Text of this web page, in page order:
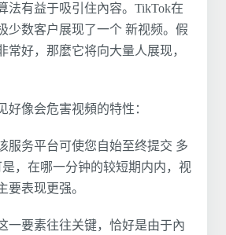
法有益于吸引住內容。TikTok在
少数客户展现了一个 新视频。假
常好，那麼它将向大量人展现，
好像会危害视頻的特性：
服务平台可使您自始至终提交 多
，在哪一分钟的较短期内内，视
要表现更强。
一要素往往关键，恰好是由于內